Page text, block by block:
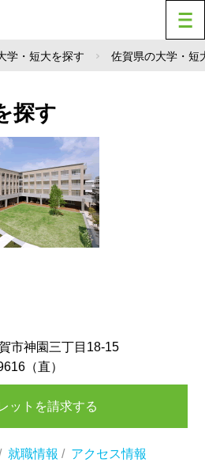
学・短大を探す 佐賀県の大学・短
探す
市神園三丁目18-15
（直）
ットを請求する
就職情報 / アクセス情報